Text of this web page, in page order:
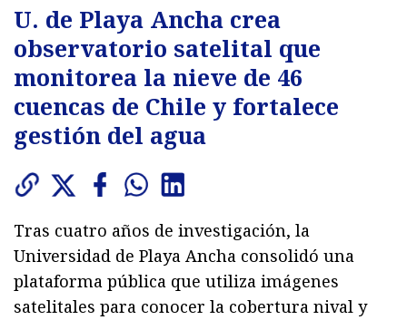
U. de Playa Ancha crea
observatorio satelital que
monitorea la nieve de 46
cuencas de Chile y fortalece
gestión del agua
Tras cuatro años de investigación, la
Universidad de Playa Ancha consolidó una
plataforma pública que utiliza imágenes
satelitales para conocer la cobertura nival y